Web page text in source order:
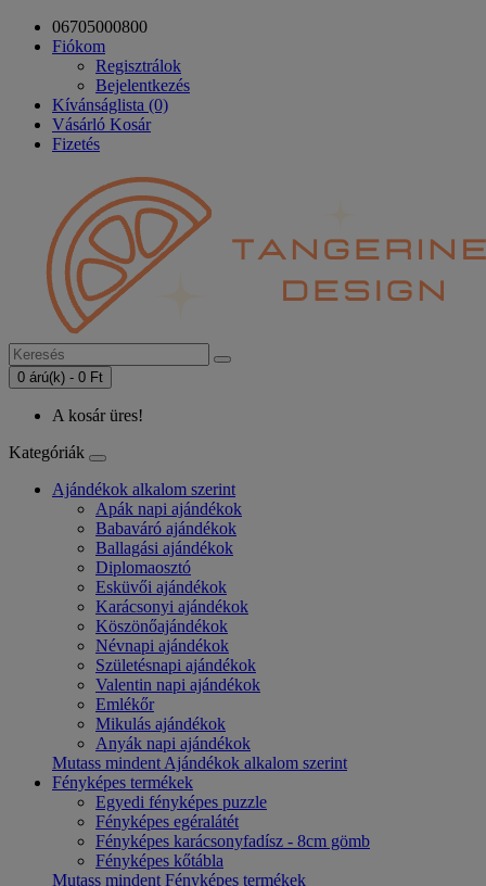
06705000800
Fiókom
Regisztrálok
Bejelentkezés
Kívánságlista (0)
Vásárló Kosár
Fizetés
0 árú(k) - 0 Ft
A kosár üres!
Kategóriák
Ajándékok alkalom szerint
Apák napi ajándékok
Babaváró ajándékok
Ballagási ajándékok
Diplomaosztó
Esküvői ajándékok
Karácsonyi ajándékok
Köszönőajándékok
Névnapi ajándékok
Születésnapi ajándékok
Valentin napi ajándékok
Emlékőr
Mikulás ajándékok
Anyák napi ajándékok
Mutass mindent Ajándékok alkalom szerint
Fényképes termékek
Egyedi fényképes puzzle
Fényképes egéralátét
Fényképes karácsonyfadísz - 8cm gömb
Fényképes kőtábla
Mutass mindent Fényképes termékek